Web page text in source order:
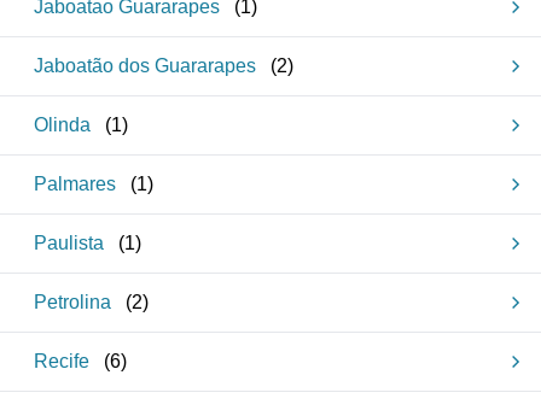
Jaboatao Guararapes (1)
Jaboatão dos Guararapes (2)
Olinda (1)
Palmares (1)
Paulista (1)
Petrolina (2)
Recife (6)